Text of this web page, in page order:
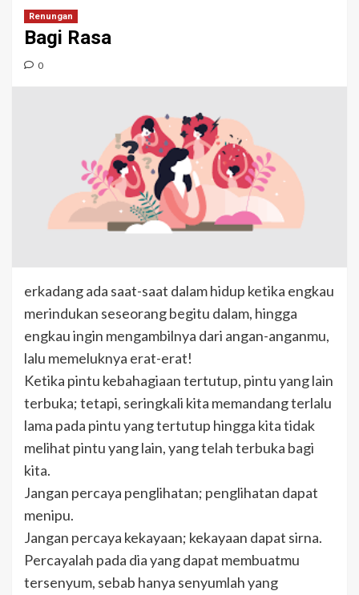
Renungan
Bagi Rasa
0
erkadang ada saat-saat dalam hidup ketika engkau
merindukan seseorang begitu dalam, hingga
engkau ingin mengambilnya dari angan-anganmu,
lalu memeluknya erat-erat!
Ketika pintu kebahagiaan tertutup, pintu yang lain
terbuka; tetapi, seringkali kita memandang terlalu
lama pada pintu yang tertutup hingga kita tidak
melihat pintu yang lain, yang telah terbuka bagi
kita.
Jangan percaya penglihatan; penglihatan dapat
menipu.
Jangan percaya kekayaan; kekayaan dapat sirna.
Percayalah pada dia yang dapat membuatmu
tersenyum, sebab hanya senyumlah yang